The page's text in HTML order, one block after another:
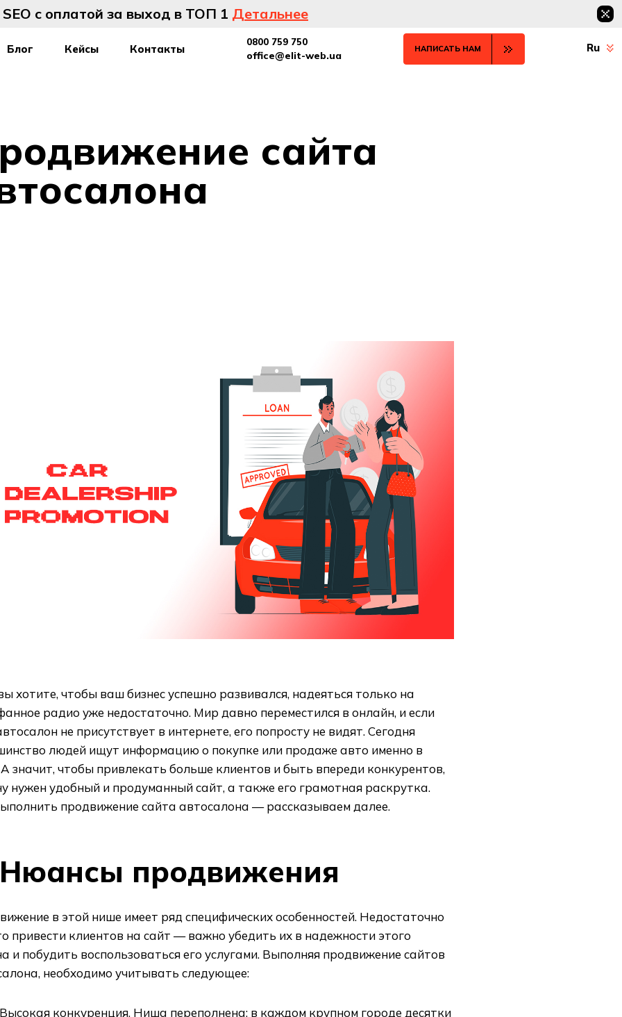
SEO с оплатой за выход в ТОП 1 Детальнее
Блог Кейсы Контакты
0800 759 750
office@elit-web.ua
НАПИСАТЬ НАМ Ru
сайта
хотите, чтобы ваш бизнес успешно развивался, надеяться только на
радио уже недостаточно. Мир давно переместился в онлайн, и если
не присутствует в интернете, его попросту не видят. Сегодня
людей ищут информацию о покупке или продаже авто именно в
значит, чтобы привлекать больше клиентов и быть впереди конкурентов,
нужен удобный и продуманный сайт, а также его грамотная раскрутка.
продвижение сайта автосалона — рассказываем далее.
Нюансы продвижения
в этой нише имеет ряд специфических особенностей. Недостаточно
привести клиентов на сайт — важно убедить их в надежности этого
и побудить воспользоваться его услугами. Выполняя продвижение сайтов
необходимо учитывать следующее:
Высокая конкуренция. Ниша переполнена: в каждом крупном городе десятки